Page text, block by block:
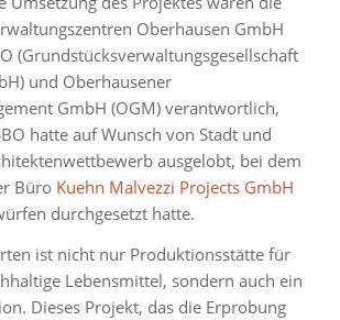
Oberhausen GmbH
(Grundstücksverwaltungsgesellschaft
und Oberhausener
GmbH (OGM) verantwortlich,
hatte auf Wunsch von Stadt und
ausgelobt, bei dem
Büro Kuehn Malvezzi Projects GmbH
durchgesetzt hatte.
ist nicht nur Produktionsstätte für
Lebensmittel, sondern auch ein
Dieses Projekt, das die Erprobung